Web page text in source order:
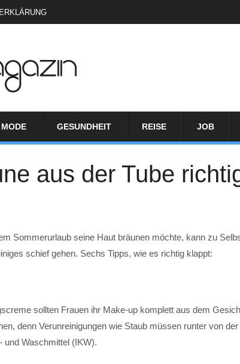
MODE GESUNDHEIT REISE JOB
aus der Tube
Sommerurlaub seine Haut bräunen möchte, kann zu
schief gehen. Sechs Tipps, wie es richtig klappt:
sollten Frauen ihr Make-up komplett aus dem
denn Verunreinigungen wie Staub müssen runter von
und Waschmittel (IKW).